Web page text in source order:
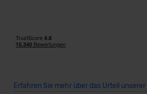
Erfahren Sie mehr über das Urteil unserer